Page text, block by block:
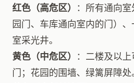
红色（高危区）
：所有通向
园门、车库通向室内的门）
室采光井。
黄色（中危区）
：二楼及以
门；花园的围墙、绿篱屏障处